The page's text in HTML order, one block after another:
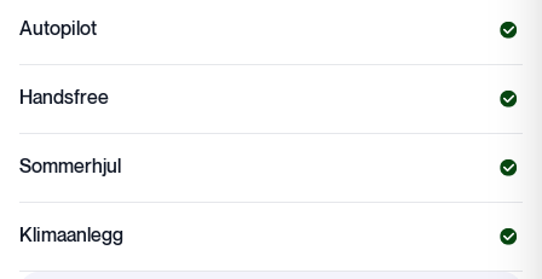
Autopilot
Handsfree
Sommerhjul
Klimaanlegg